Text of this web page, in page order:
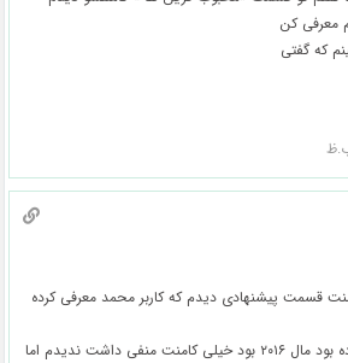
معرفی کن
که گفتی
قسمت پیشنهادی دیدم که کاربر محمد معرفی کرده
یه سریال دیگه هم معرفی کرده بود مال ۲۰۱۶ بود خیلی کامنت منفی داشت ندیدم اما